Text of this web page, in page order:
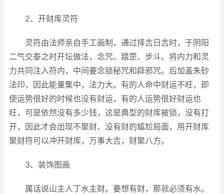
2、开财库灵符
灵符由法师亲自手工画制，通过择吉日吉时，于阴阳
二气交泰之时开坛做法，念咒、踏罡、步斗。将内力和灵
力共同注入符内，中间要念锁秘咒和辟邪咒。后加盖朱砂
法印，因此能量集中，法力大。有的人命中财运不旺，即
使运势很好的时候也没有财运，有的人运势很好财运也
旺，可是依然没有多少钱，这是典型的财库被锁，没有打
开，因此才会出现不聚财、没有财的尴尬局面，用开财库
聚财符可以冲开财库，万事大吉，财聚八方。
3、装饰图画
属话说山主人丁水主财。要想有财，那就必须有水。